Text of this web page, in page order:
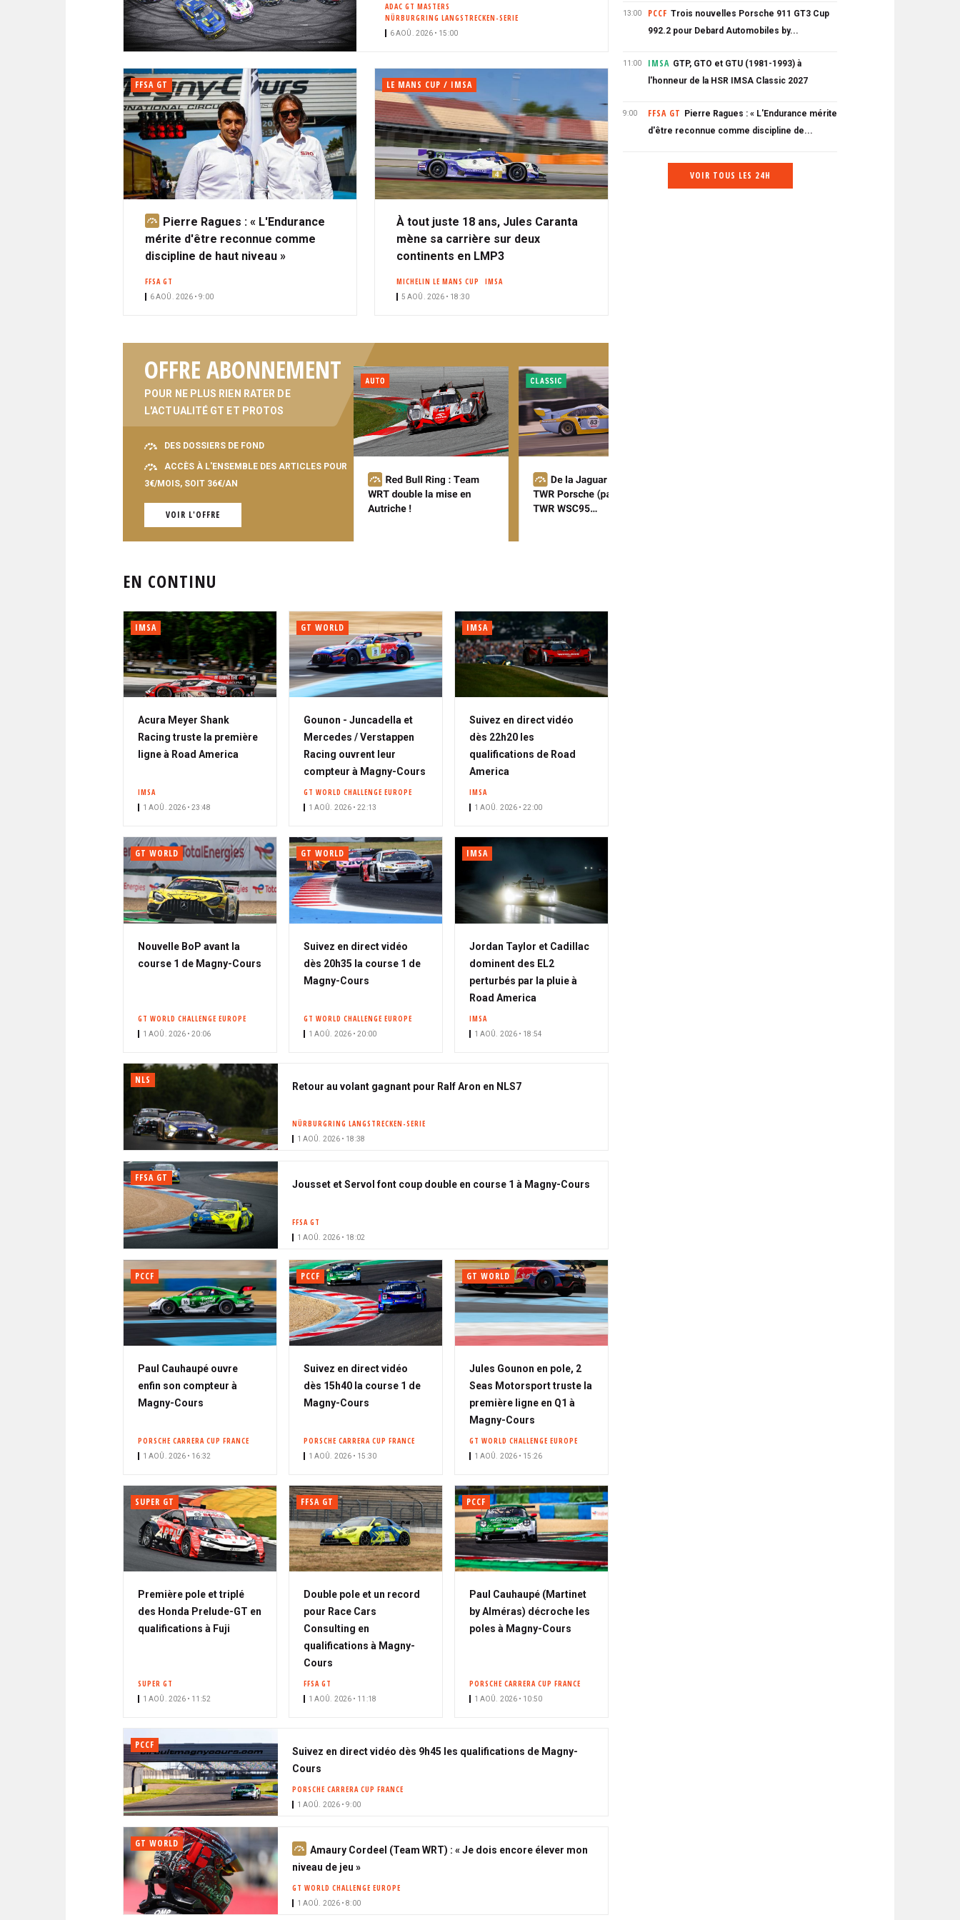
C
P
A
L
E
A
N
ADAC GT MASTERS
NÜRBURGRING LANGSTRECKEN-SERIE
6 AOÛ. 2026 • 15:00
FFSA GT
A
b
o
Pierre Ragues : « L'Endurance
mérite d'être reconnue comme
discipline de haut niveau »
FFSA GT
6 AOÛ. 2026 • 9:00
LE MANS CUP / IMSA
À tout juste 18 ans, Jules Caranta
mène sa carrière sur deux
continents en LMP3
MICHELIN LE MANS CUP IMSA
5 AOÛ. 2026 • 18:30
OFFRE ABONNEMENT
POUR NE PLUS RIEN RATER DE
L'ACTUALITÉ GT ET PROTOS
DES DOSSIERS DE FOND
ACCÈS À L'ENSEMBLE DES ARTICLES POUR
3€/MOIS, SOIT 36€/AN
VOIR L'OFFRE
EN CONTINU
IMSA
Acura Meyer Shank
Racing truste la première
ligne à Road America
IMSA
1 AOÛ. 2026 • 23:48
GT WORLD
Gounon - Juncadella et
Mercedes / Verstappen
Racing ouvrent leur
compteur à Magny-Cours
GT WORLD CHALLENGE EUROPE
1 AOÛ. 2026 • 22:13
IMSA
Suivez en direct vidéo
dès 22h20 les
qualifications de Road
America
IMSA
1 AOÛ. 2026 • 22:00
GT WORLD
Nouvelle BoP avant la
course 1 de Magny-Cours
GT WORLD CHALLENGE EUROPE
1 AOÛ. 2026 • 20:06
GT WORLD
Suivez en direct vidéo
dès 20h35 la course 1 de
Magny-Cours
GT WORLD CHALLENGE EUROPE
1 AOÛ. 2026 • 20:00
IMSA
Jordan Taylor et Cadillac
dominent des EL2
perturbés par la pluie à
Road America
IMSA
1 AOÛ. 2026 • 18:54
NLS
Retour au volant gagnant pour Ralf Aron en NLS7
NÜRBURGRING LANGSTRECKEN-SERIE
1 AOÛ. 2026 • 18:38
FFSA GT
Jousset et Servol font coup double en course 1 à Magny-Cours
FFSA GT
1 AOÛ. 2026 • 18:02
PCCF
Paul Cauhaupé ouvre
enfin son compteur à
Magny-Cours
PORSCHE CARRERA CUP FRANCE
1 AOÛ. 2026 • 16:32
PCCF
Suivez en direct vidéo
dès 15h40 la course 1 de
Magny-Cours
PORSCHE CARRERA CUP FRANCE
1 AOÛ. 2026 • 15:30
GT WORLD
Jules Gounon en pole, 2
Seas Motorsport truste la
première ligne en Q1 à
Magny-Cours
GT WORLD CHALLENGE EUROPE
1 AOÛ. 2026 • 15:26
SUPER GT
Première pole et triplé
des Honda Prelude-GT en
qualifications à Fuji
SUPER GT
1 AOÛ. 2026 • 11:52
FFSA GT
Double pole et un record
pour Race Cars
Consulting en
qualifications à Magny-
Cours
FFSA GT
1 AOÛ. 2026 • 11:18
PCCF
Paul Cauhaupé (Martinet
by Alméras) décroche les
poles à Magny-Cours
PORSCHE CARRERA CUP FRANCE
1 AOÛ. 2026 • 10:50
PCCF
Suivez en direct vidéo dès 9h45 les qualifications de Magny-
Cours
PORSCHE CARRERA CUP FRANCE
1 AOÛ. 2026 • 9:00
GT WORLD
A
b
o
n
Amaury Cordeel (Team WRT) : « Je dois encore élever mon
niveau de jeu »
GT WORLD CHALLENGE EUROPE
1 AOÛ. 2026 • 8:00
13:00 PCCF Trois nouvelles Porsche 911 GT3 Cup
992.2 pour Debard Automobiles by...
11:00 IMSA GTP, GTO et GTU (1981-1993) à
l'honneur de la HSR IMSA Classic 2027
9:00 FFSA GT Pierre Ragues : « L'Endurance mérite
d'être reconnue comme discipline de...
VOIR TOUS LES 24H